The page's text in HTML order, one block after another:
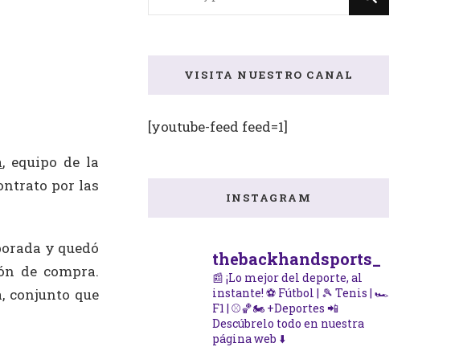
, equipo de la
por las
y quedó
de compra.
conjunto que
VISITA NUESTRO CANAL
[youtube-feed feed=1]
INSTAGRAM
thebackhandsports_
📰 ¡Lo mejor del deporte, al
instante! ⚽ Fútbol | 🎾 Tenis | 🏎️
F1 | ⚾🏀🏍️ +Deportes 📲
Descúbrelo todo en nuestra
página web ⬇️